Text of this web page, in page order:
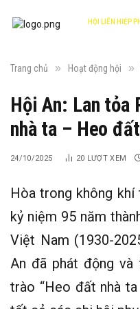
HỘI LIÊN HIỆP
Trang chủ » Hoạt động hội »
Hội An: Lan tỏa
nhà ta – Heo
24/10/2025 20 LƯỢT XEM
Hòa trong không
kỷ niệm 95 năm
Việt Nam (1930-
An đã phát động và
trào “Heo đất nhà